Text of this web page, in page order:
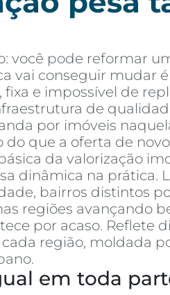
você pode reformar
vai conseguir mudar
e impossível de
de
por imóveis
que a oferta de
da valorização
dinâmica na
bairros distintos
regiões avançando
por acaso. Reflete
região, moldada
em toda